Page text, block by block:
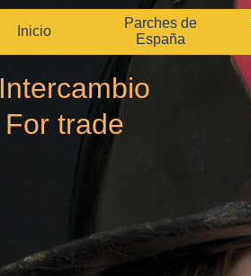
Intercambio
Inicio
Parches de
España
For trade